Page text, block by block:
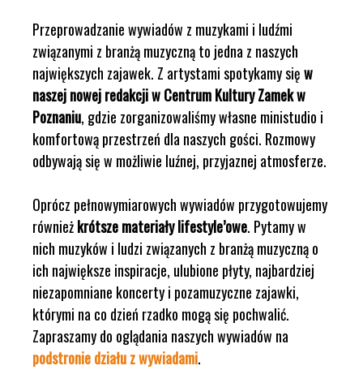
Przeprowadzanie wywiadów z muzykami i ludźmi
związanymi z branżą muzyczną to jedna z naszych
największych zajawek. Z artystami spotykamy sięw
naszej nowej redakcji w Centrum Kultury Zamek w
Poznaniu, gdzie zorganizowaliśmy własne ministudio i
komfortową przestrzeń dla naszych gości. Rozmowy
odbywają się w możliwie luźnej, przyjaznej atmosferze.
Oprócz pełnowymiarowych wywiadów przygotowujemy
równieżkrótsze materiały lifestyle’owe. Pytamy w
nich muzyków i ludzi związanych z branżą muzyczną o
ich największe inspiracje, ulubione płyty, najbardziej
niezapomniane koncerty i pozamuzyczne zajawki,
którymi na co dzień rzadko mogą się pochwalić.
Zapraszamy do oglądania naszych wywiadów na
podstronie działu z wywiadami.